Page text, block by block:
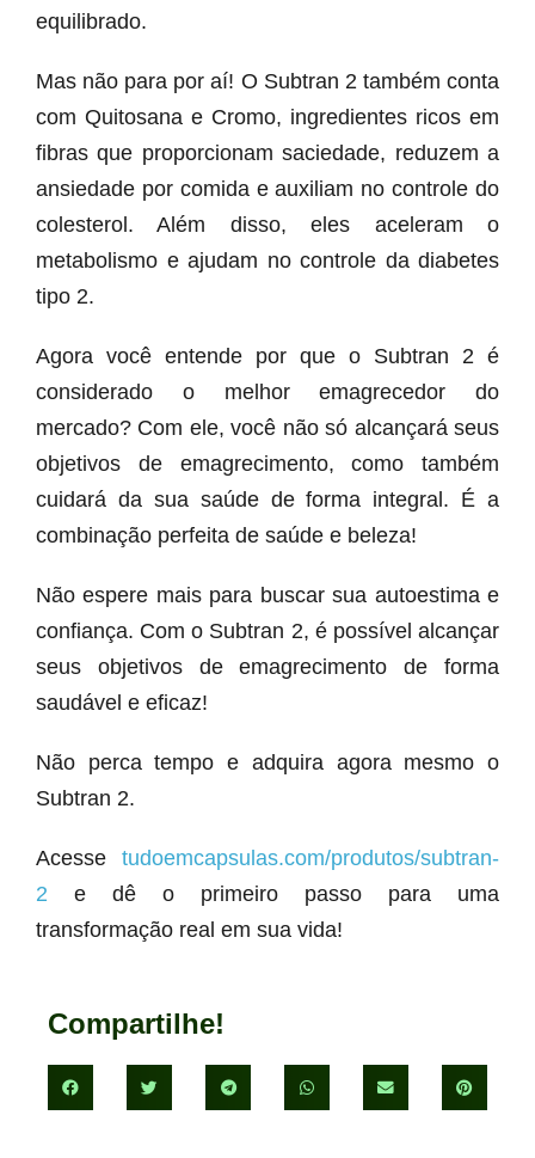
equilibrado.
Mas não para por aí! O Subtran 2 também conta
com Quitosana e Cromo, ingredientes ricos em
fibras que proporcionam saciedade, reduzem a
ansiedade por comida e auxiliam no controle do
colesterol. Além disso, eles aceleram o
metabolismo e ajudam no controle da diabetes
tipo 2.
Agora você entende por que o Subtran 2 é
considerado o melhor emagrecedor do
mercado? Com ele, você não só alcançará seus
objetivos de emagrecimento, como também
cuidará da sua saúde de forma integral. É a
combinação perfeita de saúde e beleza!
Não espere mais para buscar sua autoestima e
confiança. Com o Subtran 2, é possível alcançar
seus objetivos de emagrecimento de forma
saudável e eficaz!
Não perca tempo e adquira agora mesmo o
Subtran 2.
Acesse tudoemcapsulas.com/produtos/subtran-
2 e dê o primeiro passo para uma
transformação real em sua vida!
Compartilhe!